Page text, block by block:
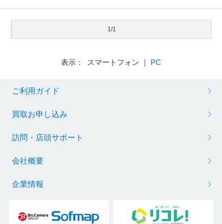
1/1
表示： スマートフォン ｜ PC
ご利用ガイド
買取お申し込み
訪問・店頭サポート
会社概要
企業情報